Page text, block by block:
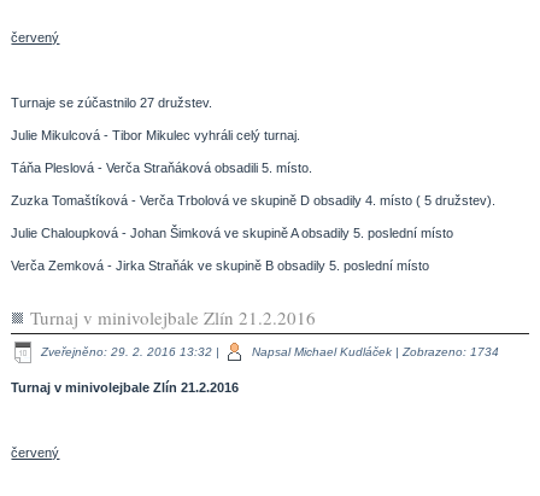
červený
Turnaje se zúčastnilo 27 družstev.
Julie Mikulcová - Tibor Mikulec vyhráli celý turnaj.
Táňa Pleslová - Verča Straňáková obsadili 5. místo.
Zuzka Tomaštíková - Verča Trbolová ve skupině D obsadily 4. místo ( 5 družstev).
Julie Chaloupková - Johan Šimková ve skupině A obsadily 5. poslední místo
Verča Zemková - Jirka Straňák ve skupině B obsadily 5. poslední místo
Turnaj v minivolejbale Zlín 21.2.2016
Zveřejněno: 29. 2. 2016 13:32 | Napsal Michael Kudláček | Zobrazeno: 1734
Turnaj v minivolejbale Zlín 21.2.2016
červený